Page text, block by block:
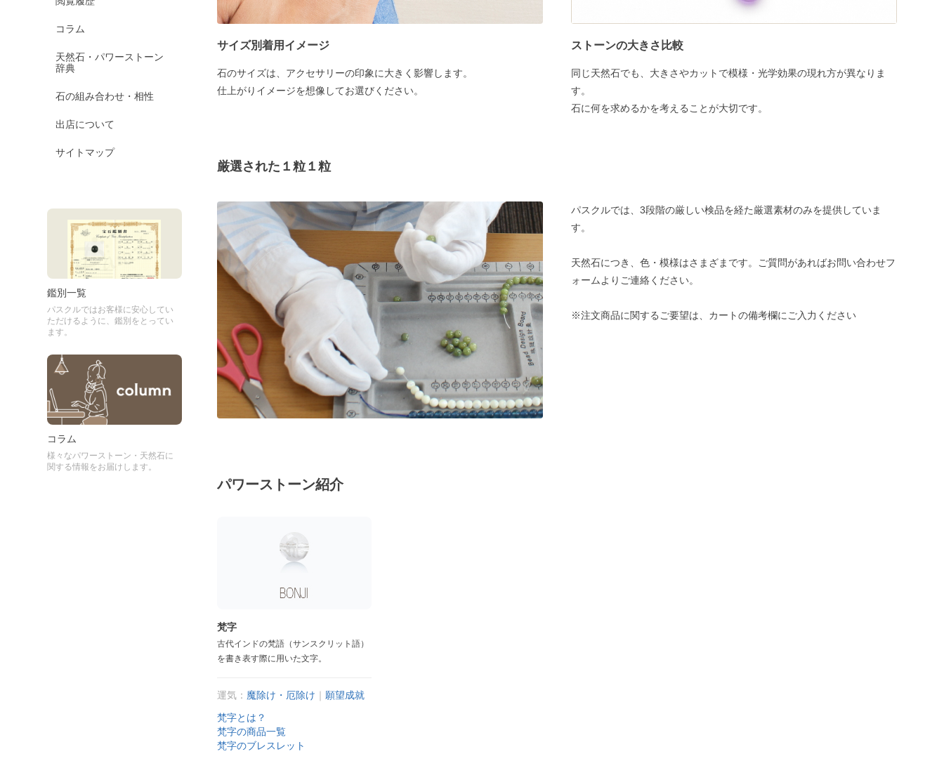
コラム
天然石・パワーストーン
辞典
石の組み合わせ・相性
出店について
サイトマップ
鑑別一覧
パスクルではお客様に安心してい
ただけるように、鑑別をとってい
ます。
コラム
様々なパワーストーン・天然石に
関する情報をお届けします。
サイズ別着用イメージ
石のサイズは、アクセサリーの印象に大きく影響します。
仕上がりイメージを想像してお選びください。
ストーンの大きさ比較
同じ天然石でも、大きさやカットで模様・光学効果の現れ方が異なりま
す。
石に何を求めるかを考えることが大切です。
厳選された１粒１粒
パスクルでは、3段階の厳しい検品を経た厳選素材のみを提供していま
す。
天然石につき、色・模様はさまざまです。ご質問があればお問い合わせフ
ォームよりご連絡ください。
※注文商品に関するご要望は、カートの備考欄にご入力ください
パワーストーン紹介
梵字
古代インドの梵語（サンスクリット語）
を書き表す際に用いた文字。
運気： 魔除け・厄除け ｜願望成就
梵字とは？
梵字の商品一覧
梵字のブレスレット